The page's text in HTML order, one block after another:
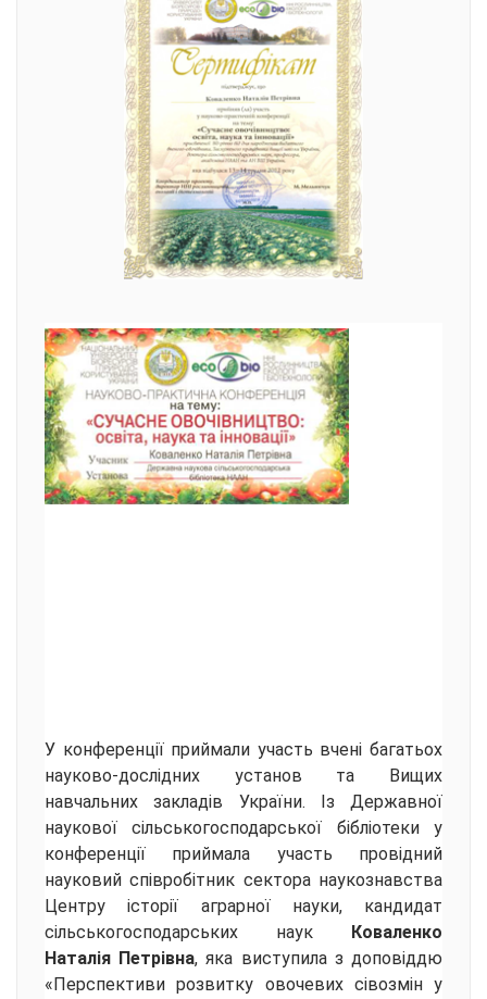
У конференції приймали участь вчені багатьох
науково-дослідних установ та Вищих
навчальних закладів України. Із Державної
наукової сільськогосподарської бібліотеки у
конференції приймала участь провідний
науковий співробітник сектора наукознавства
Центру історії аграрної науки, кандидат
сільськогосподарських наук
Коваленко
Наталія Петрівна, яка виступила з доповіддю
«Перспективи розвитку овочевих сівозмін у